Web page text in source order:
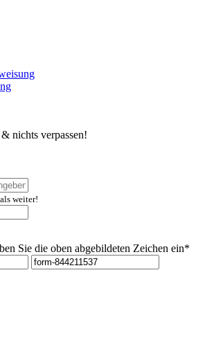
nichts verpassen!
weiter!
Sie die oben abgebildeten Zeichen ein*